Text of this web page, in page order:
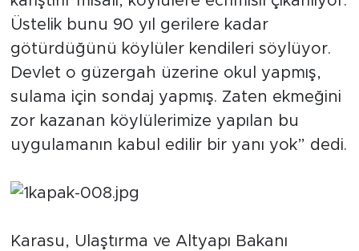
Üstelik bunu 90 yıl gerilere kadar
götürdüğünü köylüler kendileri söylüyor.
Devlet o güzergah üzerine okul yapmış,
sulama için sondaj yapmış. Zaten ekmeğini
zor kazanan köylülerimize yapılan bu
uygulamanın kabul edilir bir yanı yok” dedi.
Karasu, Ulaştırma ve Altyapı Bakanı
MEDYA KÖŞESİ
FOTO GALERİ
VİDEOLAR
ALINTI YAZARLAR